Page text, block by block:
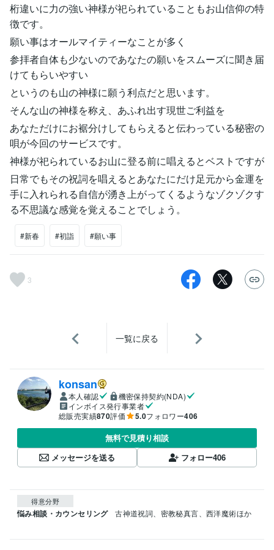
桁違いに力の強い神様が祀られていることもお山信仰の特
徴です。
願い事はオールマイティーなことが多く
参拝者自体も少ないのであなたの願いをスムーズに聞き届
けてもらいやすい
というのも山の神様に願う利点だと思います。
そんな山の神様を称え、あふれ出す現世ご利益を
あなただけにお裾分けしてもらえると伝わっている秘密の
唄が今回のサービスです。
神様が祀られているお山に登る前に唱えるとベストですが
日常でもその祝詞を唱えるとあなたにだけ足元から金運を
手に入れられる自信が湧き上がってくるようなゾクゾクす
る不思議な感覚を覚えることでしょう。
#新春 #初詣 #願い事
3
一覧に戻る
konsan
本人確認
機密保持契約(NDA)
インボイス発行事業者
総販売実績870評価 5.0フォロワー406
無料で見積り相談
メッセージを送る
フォロー406
得意分野
悩み相談・カウンセリング 古神道祝詞、密教秘真言、西洋魔術ほか